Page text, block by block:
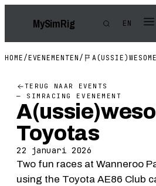
MySimRig EN
HOME /EVENEMENTEN /
TERUG NAAR EVENTS
— SIMRACING EVENEMENT
Toyotas
22 januari 2026
Two fun races at Wanneroo
using the Toyota AE86 Club